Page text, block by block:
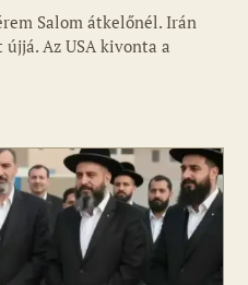
Salom átkelőnél. Irán
Az USA kivonta a